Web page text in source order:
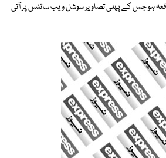
ہو جس کے پہلی تصاویر سوشل ویب سائٹس پر آتی